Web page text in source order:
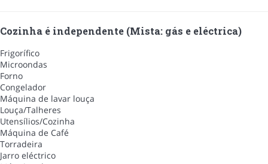
Cozinha é independente (Mista: gás e eléctrica)
Frigorífico
Microondas
Forno
Congelador
Máquina de lavar louça
Louça/Talheres
Utensílios/Cozinha
Máquina de Café
Torradeira
Jarro eléctrico